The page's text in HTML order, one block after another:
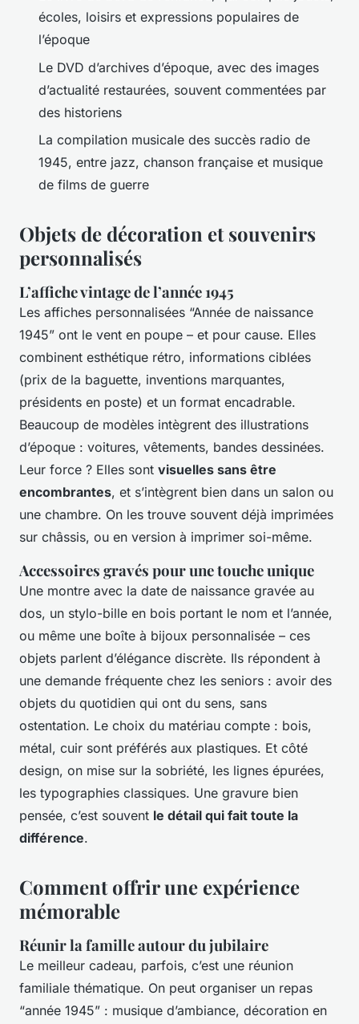
écoles, loisirs et expressions populaires de
l’époque
Le DVD d’archives d’époque, avec des images
d’actualité restaurées, souvent commentées par
des historiens
La compilation musicale des succès radio de
1945, entre jazz, chanson française et musique
de films de guerre
Objets de décoration et souvenirs
personnalisés
L’affiche vintage de l’année 1945
Les affiches personnalisées “Année de naissance
1945” ont le vent en poupe – et pour cause. Elles
combinent esthétique rétro, informations ciblées
(prix de la baguette, inventions marquantes,
présidents en poste) et un format encadrable.
Beaucoup de modèles intègrent des illustrations
d’époque : voitures, vêtements, bandes dessinées.
Leur force ? Elles sont visuelles sans être
encombrantes, et s’intègrent bien dans un salon ou
une chambre. On les trouve souvent déjà imprimées
sur châssis, ou en version à imprimer soi-même.
Accessoires gravés pour une touche unique
Une montre avec la date de naissance gravée au
dos, un stylo-bille en bois portant le nom et l’année,
ou même une boîte à bijoux personnalisée – ces
objets parlent d’élégance discrète. Ils répondent à
une demande fréquente chez les seniors : avoir des
objets du quotidien qui ont du sens, sans
ostentation. Le choix du matériau compte : bois,
métal, cuir sont préférés aux plastiques. Et côté
design, on mise sur la sobriété, les lignes épurées,
les typographies classiques. Une gravure bien
pensée, c’est souvent le détail qui fait toute la
différence.
Comment offrir une expérience
mémorable
Réunir la famille autour du jubilaire
Le meilleur cadeau, parfois, c’est une réunion
familiale thématique. On peut organiser un repas
“année 1945” : musique d’ambiance, décoration en